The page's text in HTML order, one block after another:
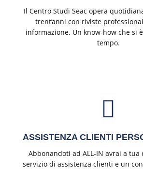
Il Centro Studi Seac opera
trent’anni con riviste
informazione. Un know-how che si
tempo.
ASSISTENZA CLIENTI
Abbonandoti ad ALL-IN avrai a tua
servizio di assistenza clienti e un